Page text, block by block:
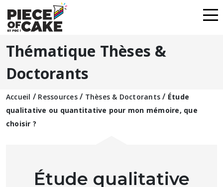
Thématique Thèses &
Doctorants
Accueil / Ressources/ Thèses & Doctorants / Étude
qualitative ou quantitative pour mon mémoire, que
choisir ?
Étude qualitative